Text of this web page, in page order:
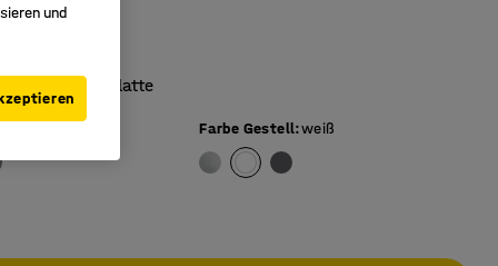
Tischplatte
Farbe Gestell:weiß
und